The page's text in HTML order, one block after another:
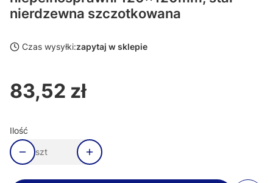
nierdzewna szczotkowana
Czas wysyłki:zapytaj w sklepie
Cena
83,52 zł
Ilość
szt